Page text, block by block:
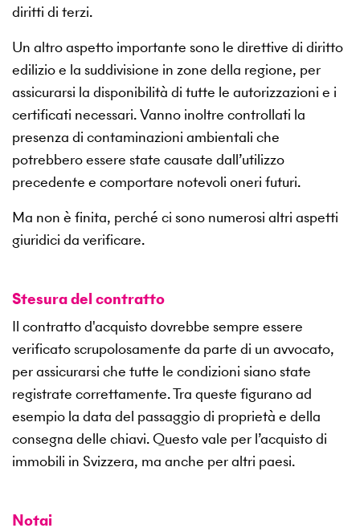
diritti di terzi.
Un altro aspetto importante sono le direttive di diritto
edilizio e la suddivisione in zone della regione, per
assicurarsi la disponibilità di tutte le autorizzazioni e i
certificati necessari. Vanno inoltre controllati la
presenza di contaminazioni ambientali che
potrebbero essere state causate dall’utilizzo
precedente e comportare notevoli oneri futuri.
Ma non è finita, perché ci sono numerosi altri aspetti
giuridici da verificare.
Stesura del contratto
Il contratto d'acquisto dovrebbe sempre essere
verificato scrupolosamente da parte di un avvocato,
per assicurarsi che tutte le condizioni siano state
registrate correttamente. Tra queste figurano ad
esempio la data del passaggio di proprietà e della
consegna delle chiavi. Questo vale per l’acquisto di
immobili in Svizzera, ma anche per altri paesi.
Notai